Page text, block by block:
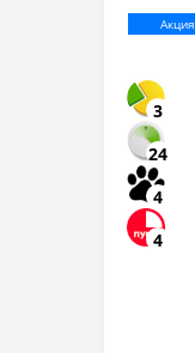
Акция
3
24
4
4